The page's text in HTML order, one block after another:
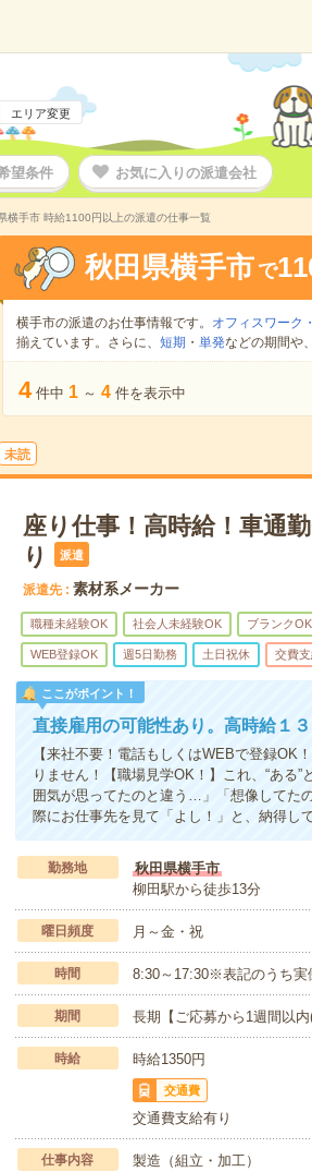
エリア変更
望条件 お気に入りの派遣会社
横手市 時給1100円以上の派遣の仕事一覧
秋田県横手市 で
横手市の派遣のお仕事情報です。 オフィスワーク
揃えています。さらに、 短期 ・ 単発などの期間や、
4 件中 1 ～ 4 件を表示中
未読
座り仕事！高時給！車通
り
派遣
派遣先 素材系メーカー
職種未経験OK 社会人未経験OK ブランクOK
WEB登録OK 週5日勤務 土日祝休 交費
ここがポイント！
直接雇用の可能性あり。高時給１
【来社不要！電話もしくはWEBで登録
りません！【職場見学OK！】これ、“ある
囲気が思ってたのと違う…」「想像してた
際にお仕事先を見て「よし！」と、納得
勤務地
秋田県横手市
柳田駅から徒歩13分
曜日頻度 月～金・祝
時間 8:30～17:30※表記のうち実
期間 長期【ご応募から1週間以
時給 時給1350円
交通費
交通費支給有り
仕事内容
製造（組立・加工）